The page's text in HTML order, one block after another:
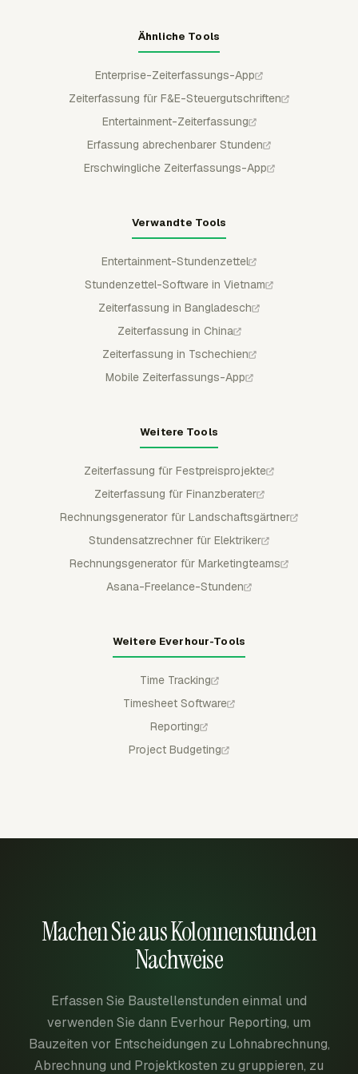
Ähnliche Tools
Enterprise-Zeiterfassungs-App
Zeiterfassung für F&E-Steuergutschriften
Entertainment-Zeiterfassung
Erfassung abrechenbarer Stunden
Erschwingliche Zeiterfassungs-App
Verwandte Tools
Entertainment-Stundenzettel
Stundenzettel-Software in Vietnam
Zeiterfassung in Bangladesch
Zeiterfassung in China
Zeiterfassung in Tschechien
Mobile Zeiterfassungs-App
Weitere Tools
Zeiterfassung für Festpreisprojekte
Zeiterfassung für Finanzberater
Rechnungsgenerator für Landschaftsgärtner
Stundensatzrechner für Elektriker
Rechnungsgenerator für Marketingteams
Asana-Freelance-Stunden
Weitere Everhour-Tools
Time Tracking
Timesheet Software
Reporting
Project Budgeting
Machen Sie aus Kolonnenstunden
Nachweise
Erfassen Sie Baustellenstunden einmal und
verwenden Sie dann Everhour Reporting, um
Bauzeiten vor Entscheidungen zu Lohnabrechnung,
Abrechnung und Projektkosten zu gruppieren, zu